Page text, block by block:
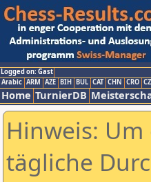
Logged on: Gast
Arabic ARM AZE BIH BUL CAT CHN CRO
Home TurnierDB
Hinweis:
tägliche